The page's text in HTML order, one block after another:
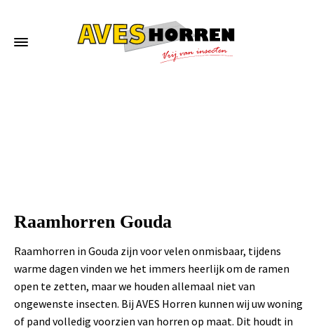
Raamhorren Gouda
Raamhorren in Gouda zijn voor velen onmisbaar, tijdens
warme dagen vinden we het immers heerlijk om de ramen
open te zetten, maar we houden allemaal niet van
ongewenste insecten. Bij AVES Horren kunnen wij uw woning
of pand volledig voorzien van horren op maat. Dit houdt in